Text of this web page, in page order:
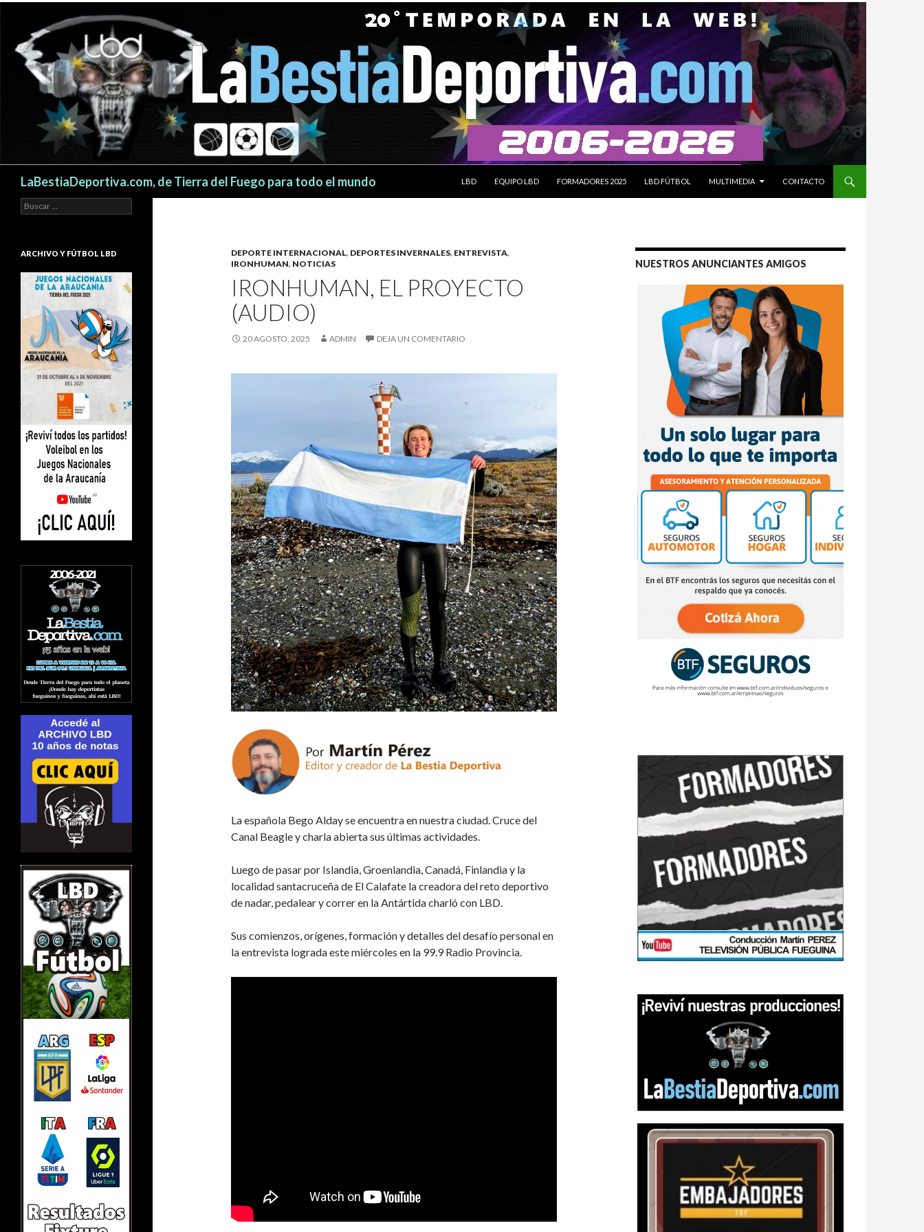
LaBestiaDeportiva.com, de Tierra del Fuego para todo el mundo
LBD
EQUIPO LBD FORMADORES 2025 LBD FÚTBOL MULTIMEDIA CONTACTO
DEPORTE INTERNACIONAL, DEPORTES INVERNALES, ENTREVISTA,
IRONHUMAN, NOTICIAS
IRONHUMAN, EL PROYECTO
(AUDIO)
20 AGOSTO, 2025 ADMIN DEJA UN COMENTARIO
La española Bego Alday se encuentra en nuestra ciudad. Cruce del
Canal Beagle y charla abierta sus últimas actividades.
Luego de pasar por Islandia, Groenlandia, Canadá, Finlandia y la
localidad santacruceña de El Calafate la creadora del reto deportivo
de nadar, pedalear y correr en la Antártida charló con LBD.
Sus comienzos, orígenes, formación y detalles del desafío personal en
la entrevista lograda este miércoles en la 99.9 Radio Provincia.
NUESTROS ANUNCIANTES AMIGOS
Buscar:
ARCHIVO Y FÚTBOL LBD